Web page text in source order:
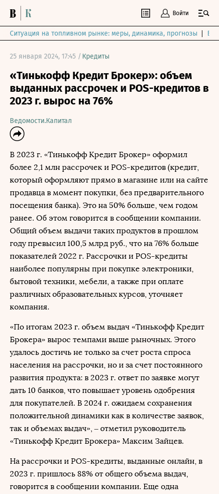
Войти
Ситуация на топливном рынке: меры, динамика, прогнозы
25 января 2024, 17:45 / Кредиты
«Тинькофф Кредит Брокер»: объем
выданных рассрочек и POS-кредитов в
2023 г. вырос на 76%
Ведомости.Капитал
В 2023 г. «Тинькофф Кредит Брокер» оформил
более 2,1 млн рассрочек и POS-кредитов (кредит,
который оформляют прямо в магазине или на сайте
продавца в момент покупки, без предварительного
посещения банка). Это на 50% больше, чем годом
ранее. Об этом говорится в сообщении компании.
Общий объем выдачи таких продуктов в прошлом
году превысил 100,5 млрд руб., что на 76% больше
показателей 2022 г. Рассрочки и POS-кредиты
наиболее популярны при покупке электроники,
бытовой техники, мебели, а также при оплате
различных образовательных курсов, уточняет
компания.
«По итогам 2023 г. объем выдач «Тинькофф Кредит
Брокера» вырос темпами выше рыночных. Этого
удалось достичь не только за счет роста спроса
населения на рассрочки, но и за счет постоянного
развития продукта: в 2023 г. ответ по заявке могут
дать 10 банков, что повышает уровень одобрения
для покупателей. В 2024 г. ожидаем сохранения
положительной динамики как в количестве заявок,
так и объемах выдач», – отметил руководитель
«Тинькофф Кредит Брокера» Максим Зайцев.
На рассрочки и POS-кредиты, выданные онлайн, в
2023 г. пришлось 88% от общего объема выдач,
говорится в сообщении компании. Еще одна